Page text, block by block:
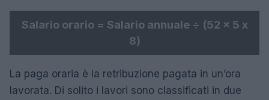
Salario orario = Salario annuale ÷ (52 x 5 x
8)
La paga oraria è la retribuzione pagata in un’ora
lavorata. Di solito i lavori sono classificati in due